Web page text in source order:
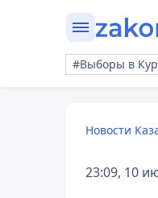
#Выборы в
Новости
23:09, 10